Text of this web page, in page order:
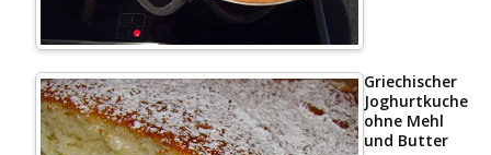
Griechischer
Joghurtkuchen
ohne Mehl
und Butter